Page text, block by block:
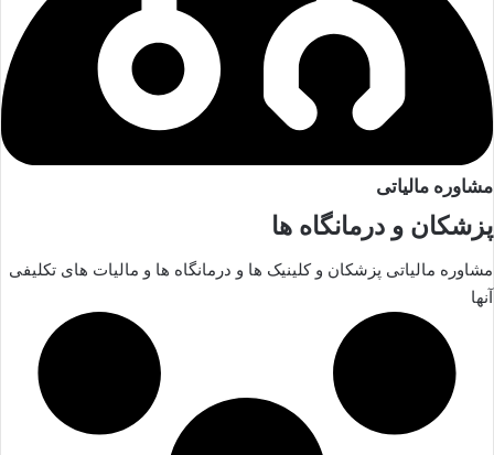
مشاوره مالیاتی
پزشکان و درمانگاه ها
مشاوره مالیاتی پزشکان و کلینیک ها و درمانگاه ها و مالیات های تکلیفی
آنها